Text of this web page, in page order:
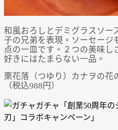
和風おろしとデミグラスソー
子の兄弟を表現。ソーセージ
点の一皿です。２つの美味し
好きにはたまらない一品。
栗花落（つゆり）カナヲの花
（税込988円）